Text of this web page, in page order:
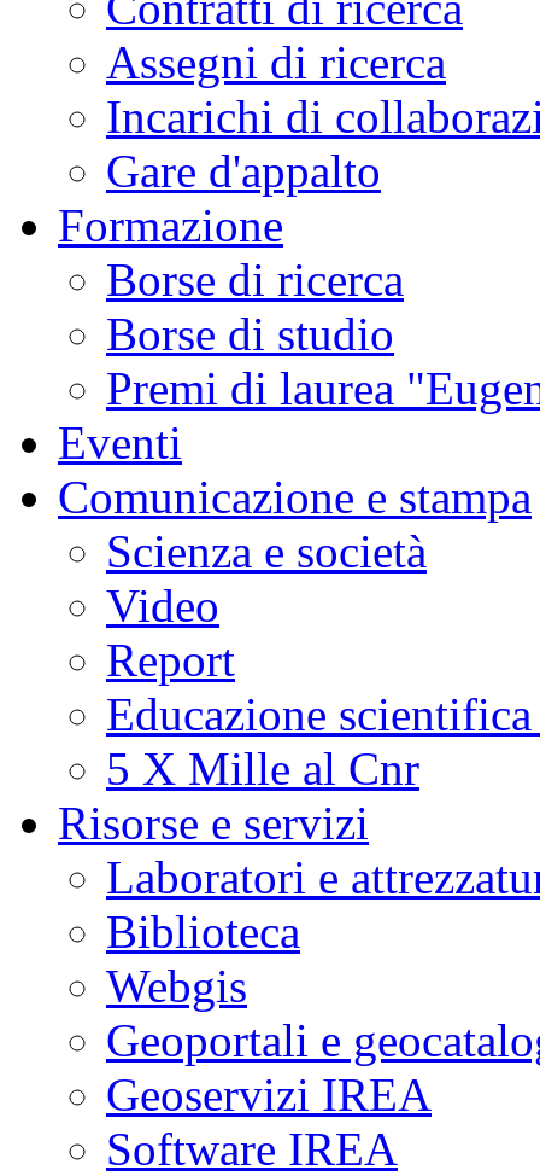
Assegni di ricerca
Incarichi di
Gare d'appalto
Formazione
Borse di ricerca
Borse di studio
Premi di laurea
Eventi
Comunicazione e stampa
Scienza e società
Video
Report
Educazione
5 X Mille al Cnr
Risorse e servizi
Laboratori e
Biblioteca
Webgis
Geoportali e
Geoservizi IREA
Software IREA